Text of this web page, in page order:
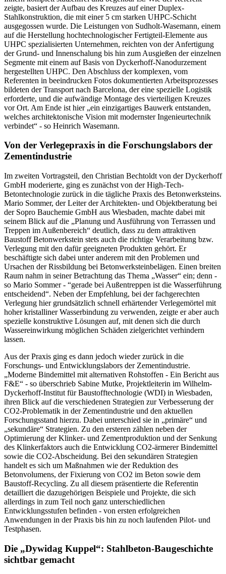
zeigte, basiert der Aufbau des Kreuzes auf einer Duplex-
Stahlkonstruktion, die mit einer 5 cm starken UHPC-Schicht
ausgegossen wurde. Die Leistungen von Sudholt-Wasemann, einem
auf die Herstellung hochtechnologischer Fertigteil-Elemente aus
UHPC spezialisierten Unternehmen, reichten von der Anfertigung
der Grund- und Innenschalung bis hin zum Ausgießen der einzelnen
Segmente mit einem auf Basis von Dyckerhoff-Nanodurzement
hergestellten UHPC. Den Abschluss der komplexen, vom
Referenten in beeindrucken Fotos dokumentierten Arbeitsprozesses
bildeten der Transport nach Barcelona, der eine spezielle Logistik
erforderte, und die aufwändige Montage des vierteiligen Kreuzes
vor Ort. Am Ende ist hier „ein einzigartiges Bauwerk entstanden,
welches architektonische Vision mit modernster Ingenieurtechnik
verbindet“ - so Heinrich Wasemann.
Von der Verlegepraxis in die Forschungslabors der
Zementindustrie
Im zweiten Vortragsteil, den Christian Bechtoldt von der Dyckerhoff
GmbH moderierte, ging es zunächst von der High-Tech-
Betontechnologie zurück in die tägliche Praxis des Betonwerksteins.
Mario Sommer, der Leiter der Architekten- und Objektberatung bei
der Sopro Bauchemie GmbH aus Wiesbaden, machte dabei mit
seinem Blick auf die „Planung und Ausführung von Terrassen und
Treppen im Außenbereich“ deutlich, dass zu dem attraktiven
Baustoff Betonwerkstein stets auch die richtige Verarbeitung bzw.
Verlegung mit den dafür geeigneten Produkten gehört. Er
beschäftigte sich dabei unter anderem mit den Problemen und
Ursachen der Rissbildung bei Betonwerksteinbelägen. Einen breiten
Raum nahm in seiner Betrachtung das Thema „Wasser“ ein; denn -
so Mario Sommer - “gerade bei Außentreppen ist die Wasserführung
entscheidend“. Neben der Empfehlung, bei der fachgerechten
Verlegung hier grundsätzlich schnell erhärtender Verlegemörtel mit
hoher kristalliner Wasserbindung zu verwenden, zeigte er aber auch
spezielle konstruktive Lösungen auf, mit denen sich die durch
Wassereinwirkung möglichen Schäden zielgerichtet verhindern
lassen.
Aus der Praxis ging es dann jedoch wieder zurück in die
Forschungs- und Entwicklungslabors der Zementindustrie.
„Moderne Bindemittel mit alternativen Rohstoffen - Ein Bericht aus
F&E“ - so überschrieb Sabine Mutke, Projektleiterin im Wilhelm-
Dyckerhoff-Institut für Baustofftechnologie (WDI) in Wiesbaden,
ihren Blick auf die verschiedenen Strategien zur Verbesserung der
CO2-Problematik in der Zementindustrie und den aktuellen
Forschungsstand hierzu. Dabei unterschied sie in „primäre“ und
„sekundäre“ Strategien. Zu den ersteren zählen neben der
Optimierung der Klinker- und Zementproduktion und der Senkung
des Klinkerfaktors auch die Entwicklung CO2-ärmerer Bindemittel
sowie die CO2-Abscheidung. Bei den sekundären Strategien
handelt es sich um Maßnahmen wie der Reduktion des
Betonvolumens, der Fixierung von CO2 im Beton sowie dem
Baustoff-Recycling. Zu all diesem präsentierte die Referentin
detailliert die dazugehörigen Beispiele und Projekte, die sich
allerdings in zum Teil noch ganz unterschiedlichen
Entwicklungsstufen befinden - von ersten erfolgreichen
Anwendungen in der Praxis bis hin zu noch laufenden Pilot- und
Testphasen.
Die „Dywidag Kuppel“: Stahlbeton-Baugeschichte
sichtbar gemacht